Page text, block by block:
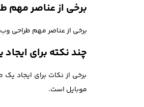
برخی از عناصر
برخی از عناصر مهم طراحی
چند نکته برای
برخی از نکات برای ایجاد
موبایل است.